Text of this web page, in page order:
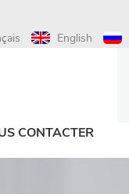
English
CONTACTER